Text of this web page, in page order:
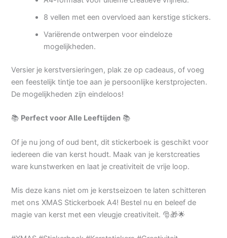
8 vellen met een overvloed aan kerstige stickers.
Variërende ontwerpen voor eindeloze
mogelijkheden.
Versier je kerstversieringen, plak ze op cadeaus, of voeg
een feestelijk tintje toe aan je persoonlijke kerstprojecten.
De mogelijkheden zijn eindeloos!
📚 Perfect voor Alle Leeftijden 📚
Of je nu jong of oud bent, dit stickerboek is geschikt voor
iedereen die van kerst houdt. Maak van je kerstcreaties
ware kunstwerken en laat je creativiteit de vrije loop.
Mis deze kans niet om je kerstseizoen te laten schitteren
met ons XMAS Stickerboek A4! Bestel nu en beleef de
magie van kerst met een vleugje creativiteit. 🎅🎁🌟